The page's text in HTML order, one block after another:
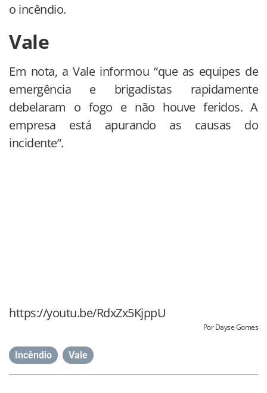
o incêndio.
Vale
Em nota, a Vale informou “que as equipes de
emergência e brigadistas rapidamente
debelaram o fogo e não houve feridos. A
empresa está apurando as causas do
incidente”.
https://youtu.be/RdxZx5KjppU
Por Dayse Gomes
Incêndio Vale